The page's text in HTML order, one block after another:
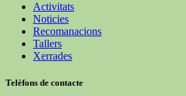
Activitats
Noticies
Recomanacions
Tallers
Xerrades
Telèfons de contacte